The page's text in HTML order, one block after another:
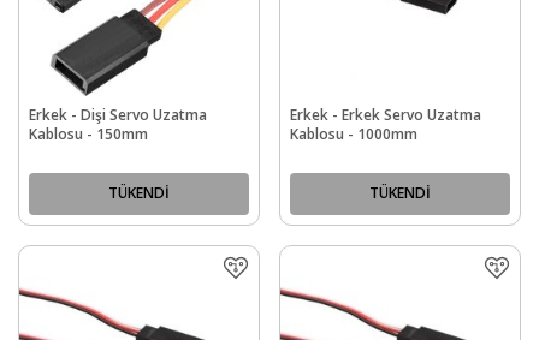
Erkek - Dişi Servo Uzatma
Kablosu - 150mm
TÜKENDİ
Erkek - Erkek Servo Uzatma
Kablosu - 1000mm
TÜKENDİ